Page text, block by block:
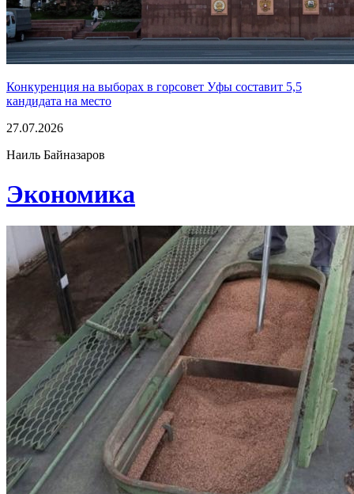
Конкуренция на выборах в горсовет Уфы составит 5,5
кандидата на место
27.07.2026
Наиль Байназаров
Экономика